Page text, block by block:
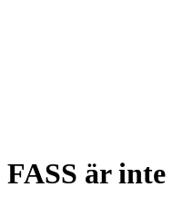
FASS är